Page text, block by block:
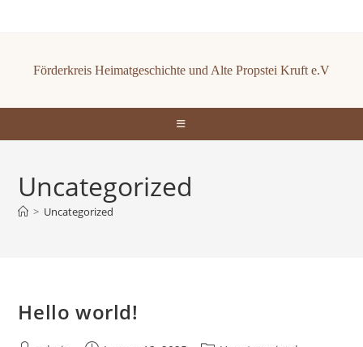
Förderkreis Heimatgeschichte und Alte Propstei Kruft e.V
Uncategorized
> Uncategorized
Hello world!